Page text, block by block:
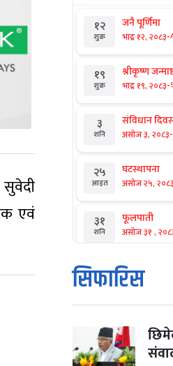
एवं
१२
शुक्र
जनै पूर्णिमा
भाद्र १२, २०८३-
१९
शुक्र
श्रीकृष्ण
भाद्र १९, २०८३-
३
शनि
संविधान
असोज ३, २०८३-
२५
आइत
घटस्थापना
असोज २५, २०८३
३१
शनि
फूलपाती
असोज ३१ ,
१
आइत
कार्तिक
कार्तिक १, २०८३
मंगल कार्तिक ३, २०८३
सिफारिस